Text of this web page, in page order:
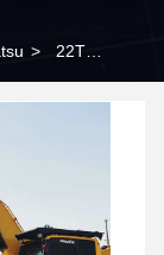
> 22T